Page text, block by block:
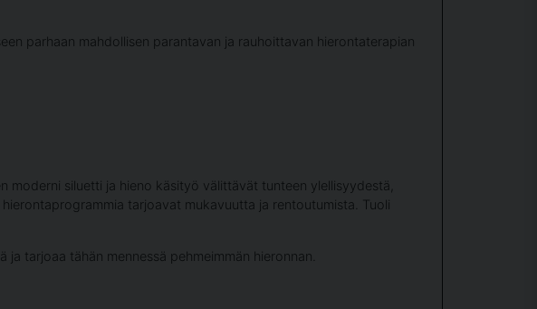
parhaan mahdollisen parantavan ja rauhoittavan hierontaterapian
moderni siluetti ja hieno käsityö välittävät tunteen ylellisyydestä,
tarjoavat mukavuutta ja rentoutumista. Tuoli
tarjoaa tähän mennessä pehmeimmän hieronnan.